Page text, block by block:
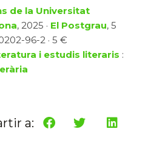
de la Universitat
, 2025 · El Postgrau, 5
96-2 · 5 €
i estudis literaris :
a: